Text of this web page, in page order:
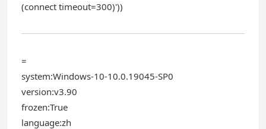
(connect timeout=300)'))
=
system:Windows-10-10.0.19045-SP0
version:v3.90
frozen:True
language:zh